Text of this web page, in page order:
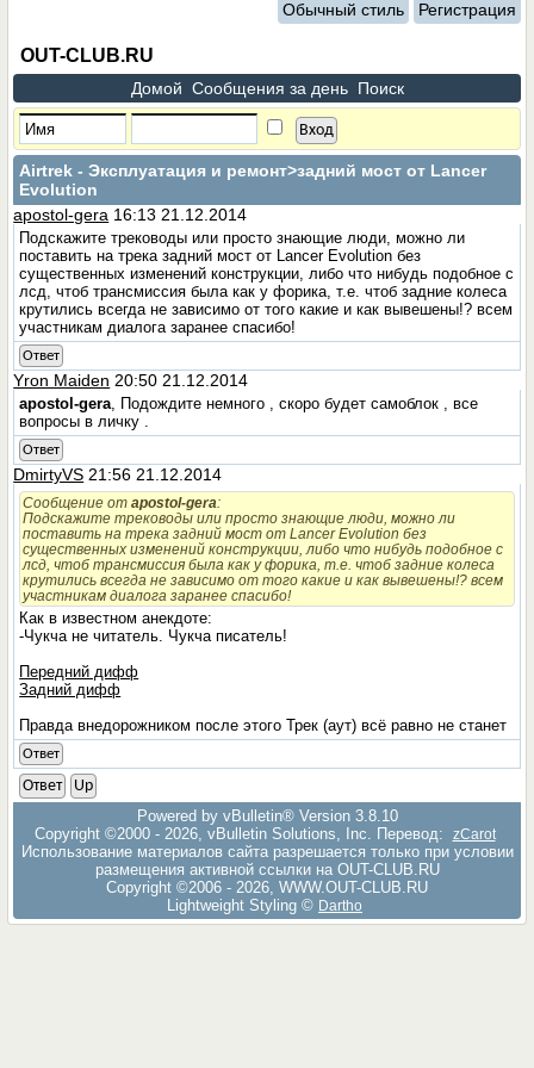
Обычный стиль Регистрация
OUT-CLUB.RU
Домой Сообщения за день Поиск
Airtrek - Эксплуатация и ремонт>задний мост от Lancer
Evolution
apostol-gera 16:13 21.12.2014
Подскажите треководы или просто знающие люди, можно ли
поставить на трека задний мост от Lancer Evolution без
существенных изменений конструкции, либо что нибудь подобное с
лсд, чтоб трансмиссия была как у форика, т.е. чтоб задние колеса
крутились всегда не зависимо от того какие и как вывешены!? всем
участникам диалога заранее спасибо!
Ответ
Yron Maiden 20:50 21.12.2014
apostol-gera, Подождите немного , скоро будет самоблок , все
вопросы в личку .
Ответ
DmirtyVS 21:56 21.12.2014
Сообщение отapostol-gera:
Подскажите треководы или просто знающие люди, можно ли
поставить на трека задний мост от Lancer Evolution без
существенных изменений конструкции, либо что нибудь подобное с
лсд, чтоб трансмиссия была как у форика, т.е. чтоб задние колеса
крутились всегда не зависимо от того какие и как вывешены!? всем
участникам диалога заранее спасибо!
Как в известном анекдоте:
-Чукча не читатель. Чукча писатель!
Передний дифф
Задний дифф
Правда внедорожником после этого Трек (аут) всё равно не станет
Ответ
Ответ
Up
Powered by vBulletin® Version 3.8.10
Copyright ©2000 - 2026, vBulletin Solutions, Inc. Перевод:
zCarot
Использование материалов сайта разрешается только при условии
размещения активной ссылки на OUT-CLUB.RU
Copyright ©2006 - 2026, WWW.OUT-CLUB.RU
Lightweight Styling © Dartho